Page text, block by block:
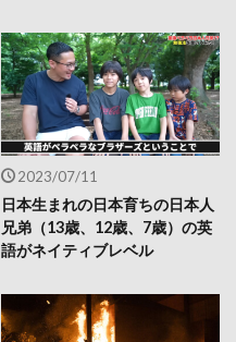
2023/07/11
日本生まれの日本育ちの日本人
兄弟（13歳、12歳、7歳）の英
語がネイティブレベル